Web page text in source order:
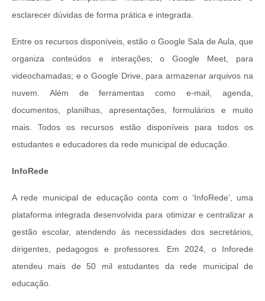
esclarecer dúvidas de forma prática e integrada.
Entre os recursos disponíveis, estão o Google Sala de Aula, que
organiza conteúdos e interações; o Google Meet, para
videochamadas; e o Google Drive, para armazenar arquivos na
nuvem. Além de ferramentas como e-mail, agenda,
documentos, planilhas, apresentações, formulários e muito
mais. Todos os recursos estão disponíveis para todos os
estudantes e educadores da rede municipal de educação.
InfoRede
A rede municipal de educação conta com o ‘InfoRede’, uma
plataforma integrada desenvolvida para otimizar e centralizar a
gestão escolar, atendendo às necessidades dos secretários,
dirigentes, pedagogos e professores. Em 2024, o Inforede
atendeu mais de 50 mil estudantes da rede municipal de
educação.